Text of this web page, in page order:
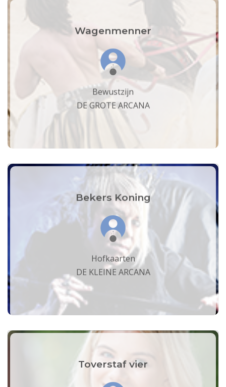
Wagenmenner
Bewustzijn
DE GROTE ARCANA
Bekers Koning
Hofkaarten
DE KLEINE ARCANA
Toverstaf vier